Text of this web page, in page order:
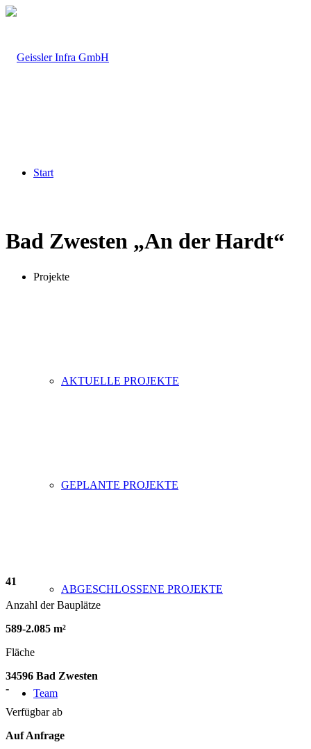
Start
Projekte
AKTUELLE PROJEKTE
GEPLANTE PROJEKTE
ABGESCHLOSSENE PROJEKTE
Team
Bad Zwesten „An der Hardt“
41
Anzahl der Bauplätze
589-2.085 m²
Fläche
34596 Bad Zwesten
-
Verfügbar ab
Auf Anfrage